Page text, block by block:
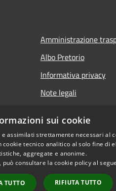
Amministrazione
Albo Pretorio
Informativa privacy
Note legali
Copyright © 2026
sui cookie
assimilati strettamente necessari al
cookie tecnico analitico al solo fine di
aggregate e anonime.
consultare la cookie policy al
TUTTO RIFIUTA TUTTO